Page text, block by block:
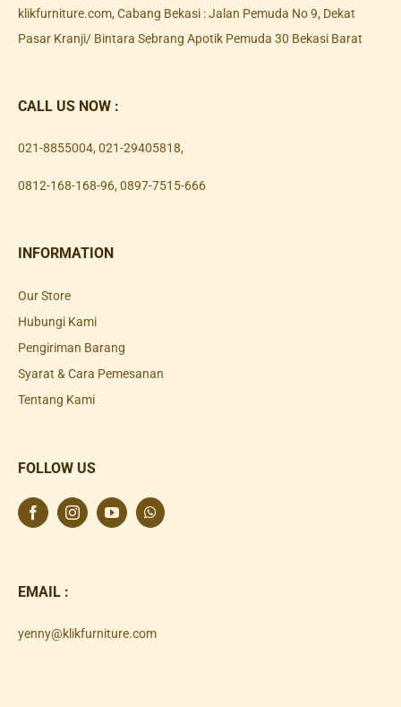
klikfurniture.com, Cabang Bekasi : Jalan Pemuda No 9, Dekat
Pasar Kranji/ Bintara Sebrang Apotik Pemuda 30 Bekasi Barat
CALL US NOW :
021-8855004, 021-29405818,
0812-168-168-96, 0897-7515-666
INFORMATION
Our Store
Hubungi Kami
Pengiriman Barang
Syarat & Cara Pemesanan
Tentang Kami
FOLLOW US
EMAIL :
yenny@klikfurniture.com